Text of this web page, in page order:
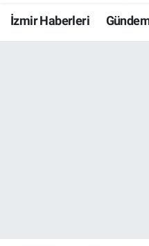
İzmir Haberleri
Resmi İlanlar